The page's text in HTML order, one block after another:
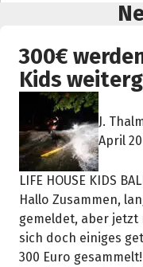
300€
Kids
J.
April
LIFE HOUSE KIDS
Hallo Zusammen,
gemeldet, aber jetzt
sich doch einiges
300 Euro